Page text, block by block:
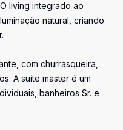
living integrado ao
natural, criando
com churrasqueira,
A suíte master é um
banheiros Sr. e